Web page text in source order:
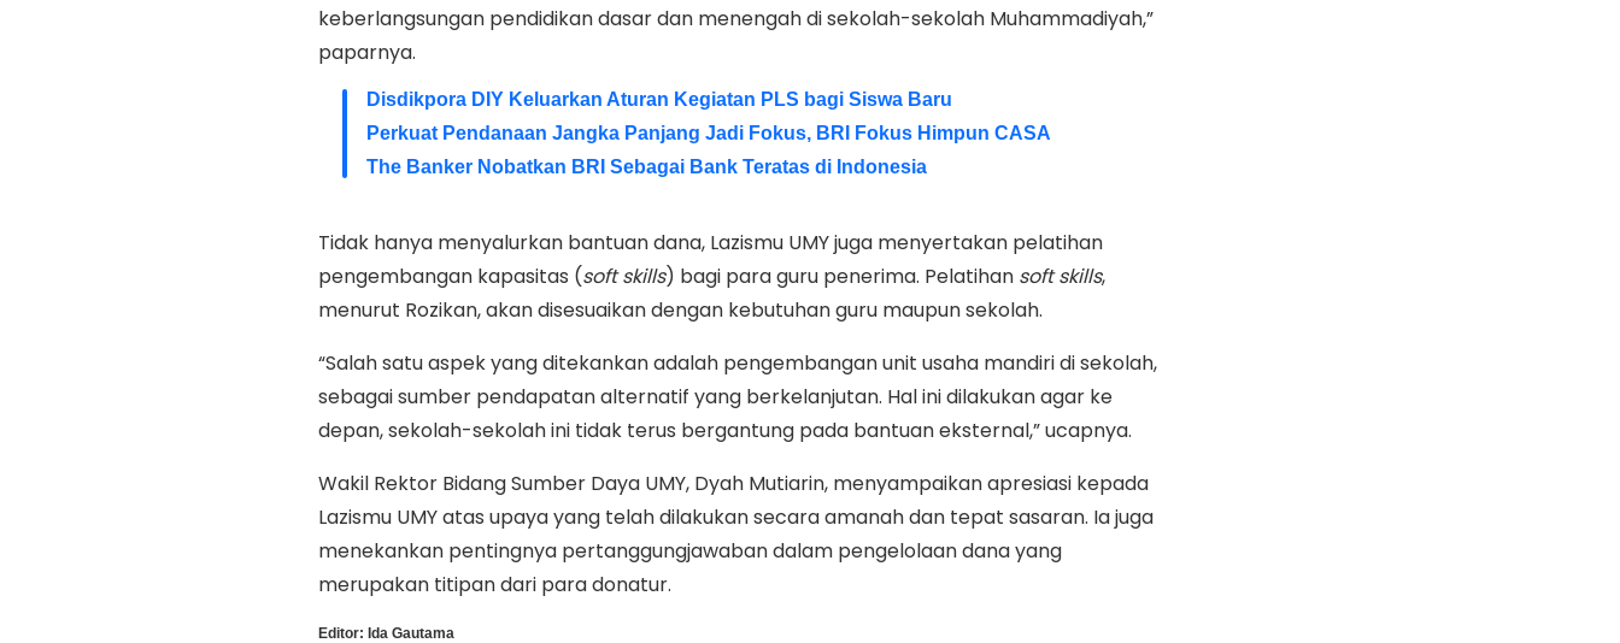
keberlangsungan pendidikan dasar dan menengah di sekolah-sekolah Muhammadiyah,”
paparnya.
Disdikpora DIY Keluarkan Aturan Kegiatan PLS bagi Siswa Baru
Perkuat Pendanaan Jangka Panjang Jadi Fokus, BRI Fokus Himpun CASA
The Banker Nobatkan BRI Sebagai Bank Teratas di Indonesia
Tidak hanya menyalurkan bantuan dana, Lazismu UMY juga menyertakan pelatihan
pengembangan kapasitas (soft skills) bagi para guru penerima. Pelatihan soft skills,
menurut Rozikan, akan disesuaikan dengan kebutuhan guru maupun sekolah.
“Salah satu aspek yang ditekankan adalah pengembangan unit usaha mandiri di sekolah,
sebagai sumber pendapatan alternatif yang berkelanjutan. Hal ini dilakukan agar ke
depan, sekolah-sekolah ini tidak terus bergantung pada bantuan eksternal,” ucapnya.
Wakil Rektor Bidang Sumber Daya UMY, Dyah Mutiarin, menyampaikan apresiasi kepada
Lazismu UMY atas upaya yang telah dilakukan secara amanah dan tepat sasaran. Ia juga
menekankan pentingnya pertanggungjawaban dalam pengelolaan dana yang
merupakan titipan dari para donatur.
Editor: Ida Gautama